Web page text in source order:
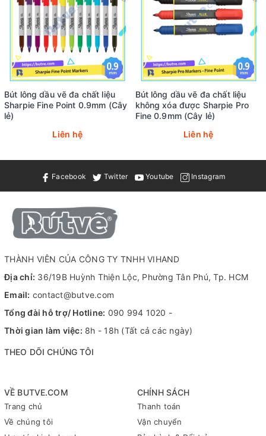
Bút lông dầu vẽ đa chất liệu
Sharpie Fine Point 0.9mm (Cây
lẻ)
Liên hệ
Bút lông dầu vẽ đa chất liệu
không xóa được Sharpie Pro
Fine 0.9mm (Cây lẻ)
Liên hệ
Facebook Twitter Youtube Instagram
VỀ BUTVE.COM
Trang chủ
Về chúng tôi
CHÍNH SÁCH
Thanh toán
Vận chuyển
THÀNH VIÊN CỦA CÔNG TY TNHH VIHAND
Địa chỉ: 36/19B Huỳnh Thiện Lộc, Phường Tân Phú, Tp. HCM
Email: contact@butve.com
Tổng đài hỗ trợ/ Hotline: 090 994 1020 -
Thời gian làm việc: 8h - 18h (Tất cả các ngày)
THEO DÕI CHÚNG TÔI